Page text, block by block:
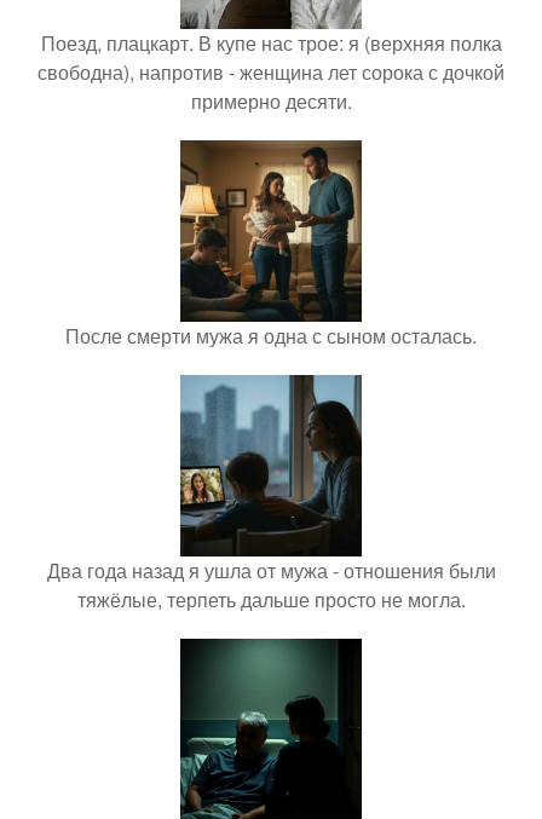
Поезд, плацкарт. В купе нас трое: я (верхняя полка
свободна), напротив - женщина лет сорока с дочкой
примерно десяти.
После смерти мужа я одна с сыном осталась.
Два года назад я ушла от мужа - отношения были
тяжёлые, терпеть дальше просто не могла.